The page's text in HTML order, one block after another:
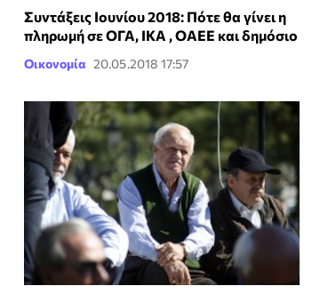
Συντάξεις Ιουνίου 2018: Πότε θα γίνει η
πληρωμή σε ΟΓΑ, ΙΚΑ , ΟΑΕΕ και δημόσιο
Οικονομία 20.05.2018 17:57